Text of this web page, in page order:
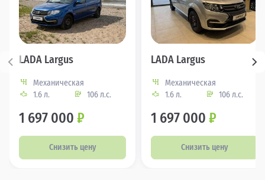
LADA Largus
Механическая
1.6 л.
106 л.с.
1 697 000 ₽
Снизить цену
LADA Largus
Механическая
1.6 л.
106 л.с.
1 697 000 ₽
Снизить цену